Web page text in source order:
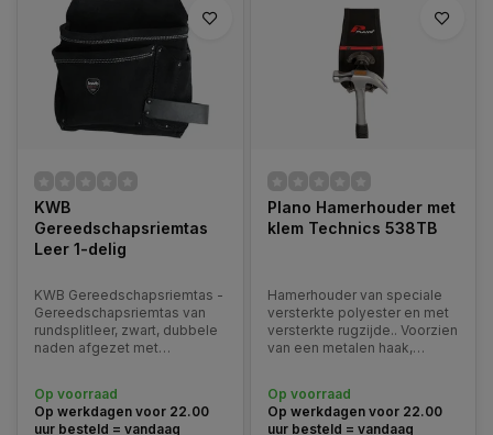
KWB
Gereedschapsriemtas
Leer 1-delig
KWB Gereedschapsriemtas -
Gereedschapsriemtas van
rundsplitleer, zwart, dubbele
naden afgezet met
klinknagels tegen
openscheuren beveiligd.
Op voorraad
Op werkdagen voor 22.00
uur besteld = vandaag
Plano Hamerhouder met
klem Technics 538TB
Hamerhouder van speciale
versterkte polyester en met
versterkte rugzijde.. Voorzien
van een metalen haak,
gereedschap. Accessoire:
verstelbare riem type 530TB
Op voorraad
Op werkdagen voor 22.00
uur besteld = vandaag